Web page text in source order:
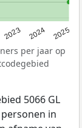
2023 2024 2025
per jaar op
5066 GL
in